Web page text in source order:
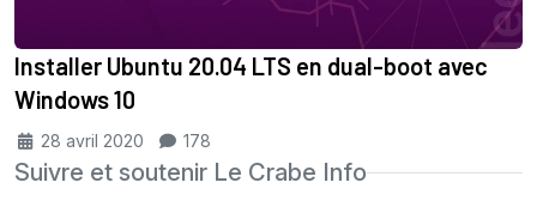
Installer Ubuntu 20.04 LTS en dual-boot avec
Windows 10
28 avril 2020 178
Suivre et soutenir Le Crabe Info